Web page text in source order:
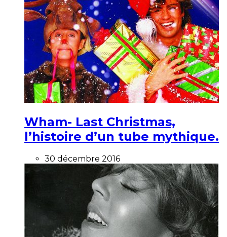
Wham- Last Christmas,
l’histoire d’un tube mythique.
30 décembre 2016